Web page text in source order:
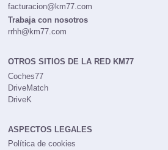
facturacion@km77.com
Trabaja con nosotros
rrhh@km77.com
OTROS SITIOS DE LA RED KM77
Coches77
DriveMatch
DriveK
ASPECTOS LEGALES
Política de cookies